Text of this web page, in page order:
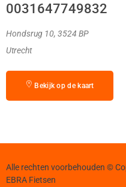
0031647749832
Hondsrug 10, 3524 BP
Utrecht
Bekijk op de kaart
Alle rechten voorbehouden ©
EBRA Fietsen